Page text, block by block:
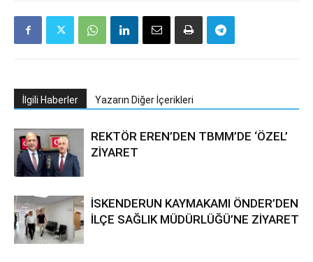
İlgili Haberler Yazarın Diğer İçerikleri
REKTÖR EREN’DEN TBMM’DE ‘ÖZEL’
ZİYARET
İSKENDERUN KAYMAKAMI ÖNDER’DEN
İLÇE SAĞLIK MÜDÜRLÜĞÜ’NE ZİYARET